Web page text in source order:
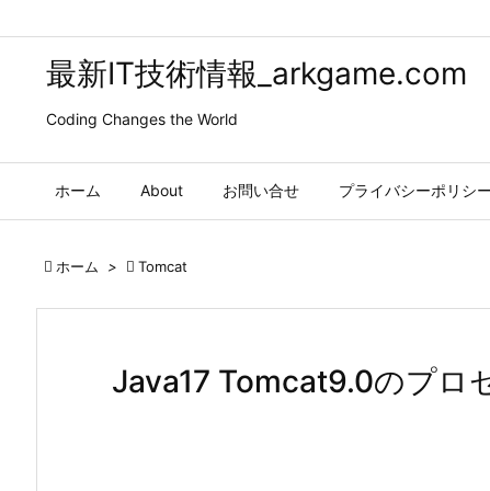
最新IT技術情報_arkgame.com
Coding Changes the World
ホーム About お問い合せ プライバシーポリシー
 ホーム >  Tomcat
Java17 Tomcat9.0のプロ